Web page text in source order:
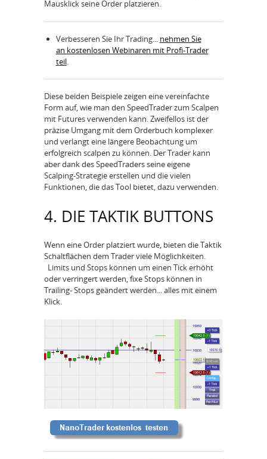
Mausklick seine Order platzieren.
Verbesseren Sie Ihr Trading... nehmen Sie
an kostenlosen Webinaren mit Profi-Trader
teil.
Diese beiden Beispiele zeigen eine vereinfachte
Form auf, wie man den SpeedTrader zum Scalpen
mit Futures verwenden kann. Zweifellos ist der
präzise Umgang mit dem Orderbuch komplexer
und verlangt eine längere Beobachtung um
erfolgreich scalpen zu können. Der Trader kann
aber dank des SpeedTraders seine eigene
Scalping-Strategie erstellen und die vielen
Funktionen, die das Tool bietet, dazu verwenden.
4. DIE TAKTIK BUTTONS
Wenn eine Order platziert wurde, bieten die Taktik
Schaltflächen dem Trader viele Möglichkeiten.
Limits und Stops können um einen Tick erhöht
oder verringert werden, fixe Stops können in
Trailing- Stops geändert werden... alles mit einem
Klick.